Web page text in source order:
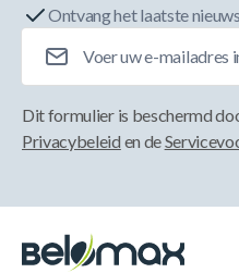
Ontvang het laatste
Dit formulier is beschermd
Privacybeleid en de